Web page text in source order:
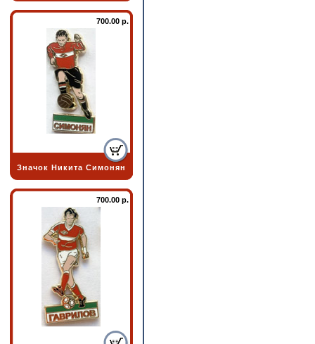
700.00 р.
Значок Никита Симонян
700.00 р.